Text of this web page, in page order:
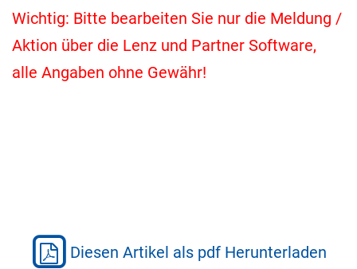
Wichtig: Bitte bearbeiten Sie nur die Meldung /
Aktion über die Lenz und Partner Software,
alle Angaben ohne Gewähr!
Diesen Artikel als pdf Herunterladen